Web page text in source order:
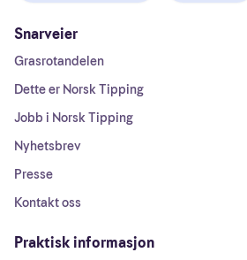
Snarveier
Grasrotandelen
Dette er Norsk Tipping
Jobb i Norsk Tipping
Nyhetsbrev
Presse
Kontakt oss
Praktisk informasjon